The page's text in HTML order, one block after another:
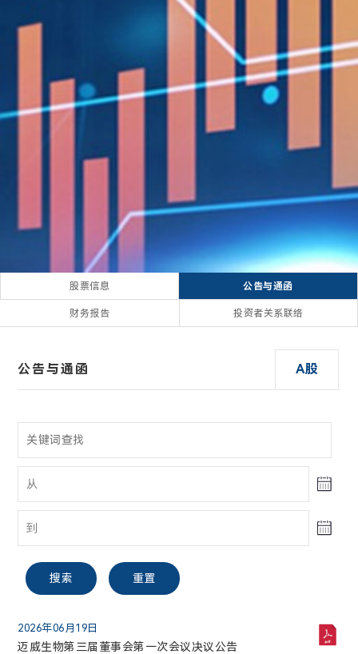
股票信息 公告与通函
财务报告 投资者关系联络
股票信息
迈威生物【688062】
公告与通函 A股
搜索 重置
2026年06月19日
迈威生物第三届董事会第一次会议决议公告
财务报告 A股
投资者关系联络
电话: